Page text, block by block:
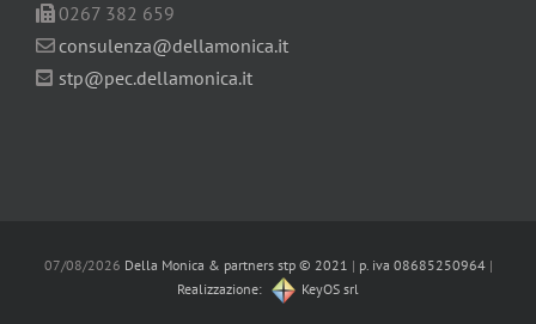
0267 382 659
consulenza@dellamonica.it
stp@pec.dellamonica.it
07/08/2026 Della Monica & partners stp © 2021 | p. iva 08685250964|
Realizzazione:
KeyOS srl